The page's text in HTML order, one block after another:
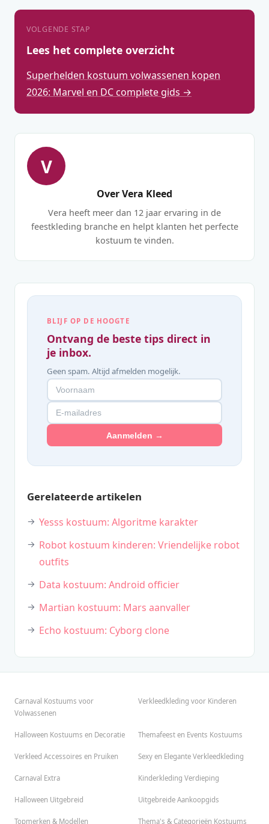
VOLGENDE STAP
Lees het complete overzicht
Superhelden kostuum volwassenen kopen
2026: Marvel en DC complete gids →
V
Over Vera Kleed
Vera heeft meer dan 12 jaar ervaring in de
feestkleding branche en helpt klanten het perfecte
kostuum te vinden.
BLIJF OP DE HOOGTE
Ontvang de beste tips direct in
je inbox.
Geen spam. Altijd afmelden mogelijk.
Aanmelden →
Gerelateerde artikelen
Yesss kostuum: Algoritme karakter
Robot kostuum kinderen: Vriendelijke robot
outfits
Data kostuum: Android officier
Martian kostuum: Mars aanvaller
Echo kostuum: Cyborg clone
Carnaval Kostuums voor
Volwassenen
Verkleedkleding voor Kinderen
Halloween Kostuums en Decoratie Themafeest en Events Kostuums
Verkleed Accessoires en Pruiken Sexy en Elegante Verkleedkleding
Carnaval Extra Kinderkleding Verdieping
Halloween Uitgebreid Uitgebreide Aankoopgids
Topmerken & Modellen Thema's & Categorieën Kostuums